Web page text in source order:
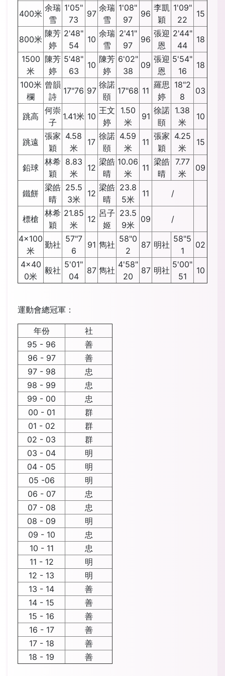
400米
余瑞
雪
1'05"
73
97
余瑞
雪
1'08"
97
96
李凱
穎
1'09"
22
15
800米
陳芳
婷
2'48"
54
10
余瑞
雪
2'41"
97
96
張迎
恩
2'44"
44
18
1500
米
陳芳
婷
5'48"
63
10
陳芳
婷
6'02"
38
09
張迎
恩
5'54"
16
18
100米
欄
曾韻
詩
17"76 97
徐諾
頤
17"68 11
羅思
婷
18"2
8
03
跳高
何崇
子
1.41米 10
王文
婷
1.50
米
91
徐諾
頤
1.38
米
10
跳遠
張家
穎
4.58
米
17
徐諾
頤
4.59
米
11
張家
穎
4.25
米
15
鉛球
林希
穎
8.83
米
12
梁皓
晴
10.06
米
11
梁皓
晴
7.77
米
09
鐵餅
梁皓
晴
25.5
3米
12
梁皓
晴
23.8
5米
11 /
標槍
林希
穎
21.85
米
12
呂子
姬
23.5
9米
09
/
4x100
米
勤社
57"7
6
91 雋社
58"0
2
87 明社
58"5
1
02
4x40
0米
毅社
5'01"
04
87 雋社
4'58"
20
87 明社
5'00"
51
10
運動會總冠軍：
年份
社
95 - 96
善
96 - 97
善
97 - 98
忠
98 - 99
忠
99 - 00
忠
00 - 01
群
01 - 02
群
02 - 03
群
03 - 04
明
04 - 05
明
05 -06
明
06 - 07
忠
07 - 08
忠
08 - 09
明
09 - 10
忠
10 - 11
忠
11 - 12
明
12 - 13
明
13 - 14
善
14 - 15
善
15 - 16
善
16 - 17
善
17 - 18
善
18 - 19
善